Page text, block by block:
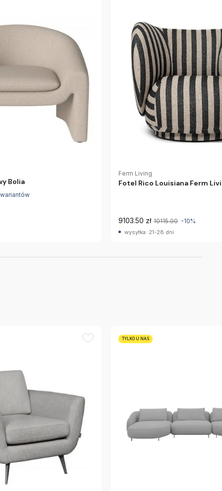
Bolia
Ferm Living
Fotel Rico Louisiana Ferm
9103.50 zł 10115.00 -10%
wysyłka: 21-28 dni
TYLKO U NAS